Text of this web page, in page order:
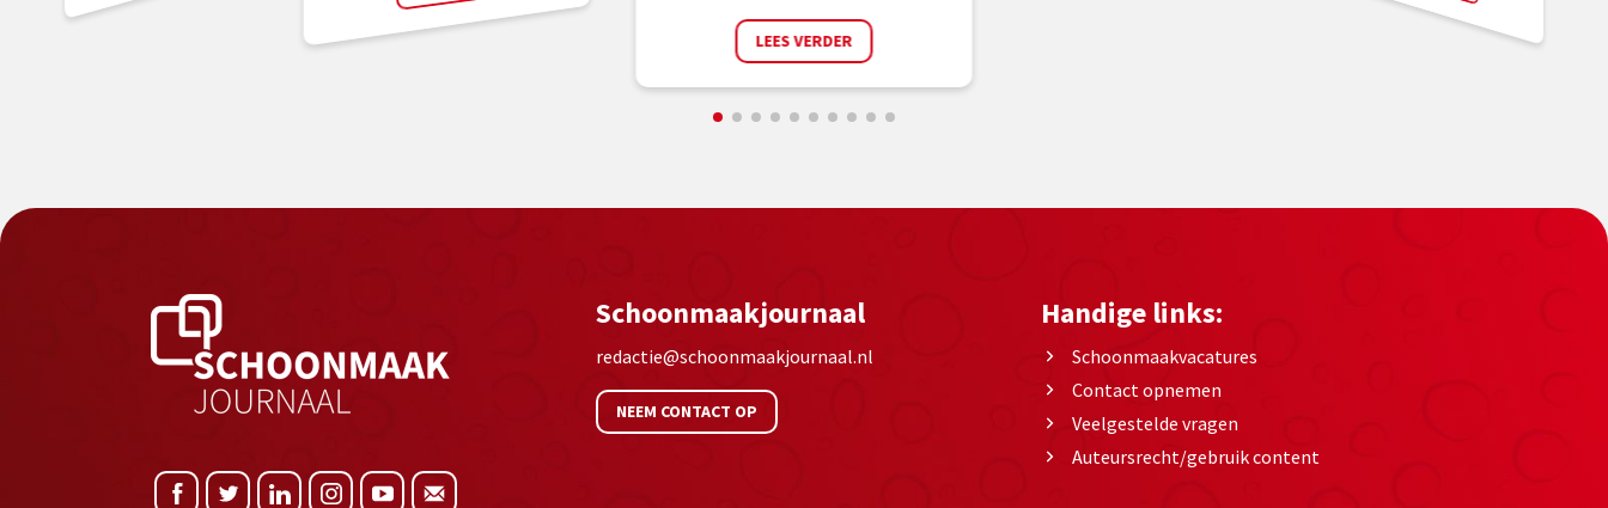
LEES VERDER
Schoonmaakjournaal
redactie@schoonmaakjournaal.nl
NEEM CONTACT OP
Handige links:
Schoonmaakvacatures
Contact opnemen
Veelgestelde vragen
Auteursrecht/gebruik content